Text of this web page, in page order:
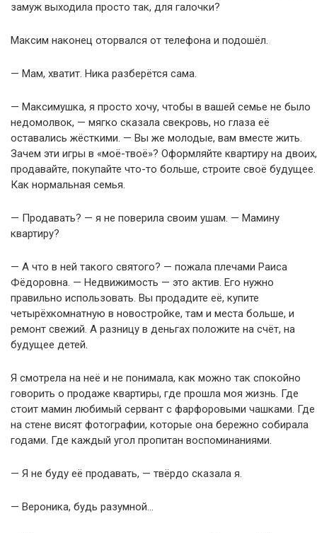
замуж выходила просто так, для галочки?
Максим наконец оторвался от телефона и подошёл.
— Мам, хватит. Ника разберётся сама.
— Максимушка, я просто хочу, чтобы в вашей семье не было
недомолвок, — мягко сказала свекровь, но глаза её
оставались жёсткими. — Вы же молодые, вам вместе жить.
Зачем эти игры в «моё-твоё»? Оформляйте квартиру на двоих,
продавайте, покупайте что-то больше, строите своё будущее.
Как нормальная семья.
— Продавать? — я не поверила своим ушам. — Мамину
квартиру?
— А что в ней такого святого? — пожала плечами Раиса
Фёдоровна. — Недвижимость — это актив. Его нужно
правильно использовать. Вы продадите её, купите
четырёхкомнатную в новостройке, там и места больше, и
ремонт свежий. А разницу в деньгах положите на счёт, на
будущее детей.
Я смотрела на неё и не понимала, как можно так спокойно
говорить о продаже квартиры, где прошла моя жизнь. Где
стоит мамин любимый сервант с фарфоровыми чашками. Где
на стене висят фотографии, которые она бережно собирала
годами. Где каждый угол пропитан воспоминаниями.
— Я не буду её продавать, — твёрдо сказала я.
— Вероника, будь разумной…